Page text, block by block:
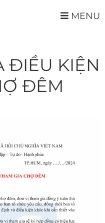
MENU
ĐIỀU KIỆN
ĐÊM